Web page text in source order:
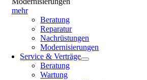
mehr
Beratung
Reparatur
Nachrüstungen
Modernisierungen
Service & Verträge
Beratung
Wartung